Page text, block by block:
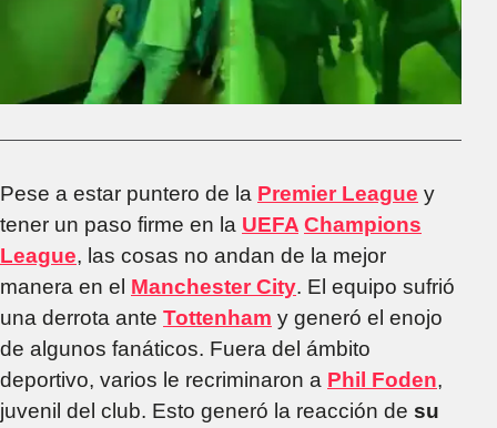
Pese a estar puntero de la Premier League y
tener un paso firme en la UEFA Champions
League, las cosas no andan de la mejor
manera en el Manchester City. El equipo sufrió
una derrota ante Tottenham y generó el enojo
de algunos fanáticos. Fuera del ámbito
deportivo, varios le recriminaron a Phil Foden,
juvenil del club. Esto generó la reacción de su